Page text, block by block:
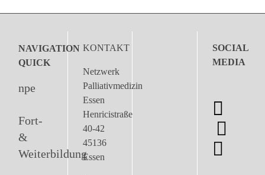
NAVIGATION
QUICK
npe
Fort-
&
Weiterbildung
KONTAKT
Netzwerk
Palliativmedizin
Essen
Henricistraße
40-42
45136
Essen
SOCIAL
MEDIA